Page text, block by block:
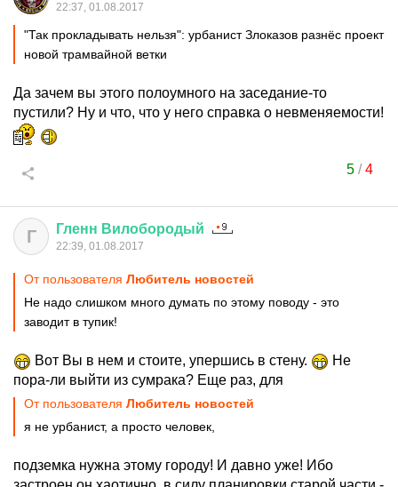
22:37, 01.08.2017
"Так прокладывать нельзя": урбанист Злоказов разнёс проект
новой трамвайной ветки
Да зачем вы этого полоумного на заседание-то
пустили? Ну и что, что у него справка о невменяемости!
5/4
Г Гленн Вилобородый
22:39, 01.08.2017
От пользователя Любитель новостей
Не надо слишком много думать по этому поводу - это
заводит в тупик!
Вот Вы в нем и стоите, упершись в стену.
Не
пора-ли выйти из сумрака? Еще раз, для
От пользователя Любитель новостей
я не урбанист, а просто человек,
подземка нужна этому городу! И давно уже! Ибо